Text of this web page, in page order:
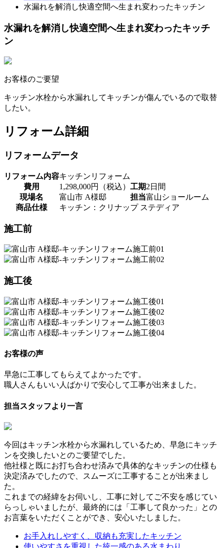
水漏れを解消し快適空間へ生まれ変わったキッチン
水漏れを解消し快適空間へ生まれ変わったキッチ
ン
お客様のご要望
キッチン水栓から水漏れしてキッチンが傷んでいるので取替
したい。
リフォーム詳細
リフォームデータ
リフォーム内容キッチンリフォーム
費用
1,298,000円（税込） 工期2日間
現場名
富山市 A様邸 担当富山ショールーム
商品仕様
キッチン：クリナップ ステディア
施工前
施工後
お客様の声
早急に工事してもらえてよかったです。
職人さんもいい人ばかりで安心して工事が出来ました。
担当スタッフより一言
今回はキッチン水栓から水漏れしているため、早急にキッチ
ンを交換したいとのご要望でした。
他社様と既にお打ち合わせ済みで具体的なキッチンの仕様も
決定済みでしたので、スムーズに工事することが出来まし
た。
これまでの経緯をお伺いし、工事に対してご不安を感じてい
らっしゃいましたが、最終的には「工事して良かった」との
お言葉をいただくことができ、安心いたしました。
お手入れしやすく、収納も充実したキッチン
使いやすさを重視した統一感のある水まわり